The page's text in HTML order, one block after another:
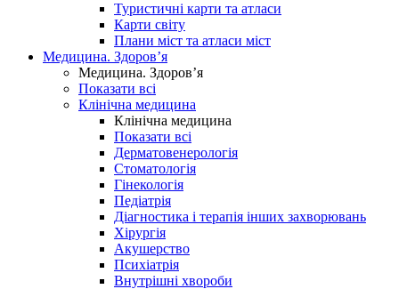
Туристичні карти та атласи
Карти світу
Плани міст та атласи міст
Медицина. Здоров’я
Медицина. Здоров’я
Показати всі
Клінічна медицина
Клінічна медицина
Показати всі
Дерматовенерологія
Стоматологія
Гінекологія
Педіатрія
Діагностика і терапія інших захворювань
Хірургія
Акушерство
Психіатрія
Внутрішні хвороби